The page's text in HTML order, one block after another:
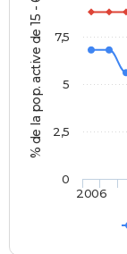
% de la pop. active de 15 - 64 ans
2006
0
2,5
5
7,5